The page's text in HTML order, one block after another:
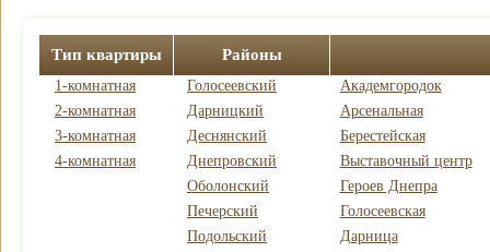
Тип квартиры Районы
1-комнатная
2-комнатная
3-комнатная
4-комнатная
Голосеевский
Дарницкий
Деснянский
Днепровский
Оболонский
Печерский
Подольский
Академгородок
Арсенальная
Берестейская
Выставочный центр
Героев Днепра
Голосеевская
Дарница